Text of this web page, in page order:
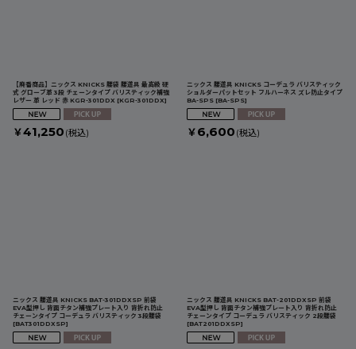
【廃番商品】ニックス KNICKS 腰袋 腰道具 最高級 硬
式 グローブ革 3段 チェーンタイプ バリスティック補強
レザー 革 レッド 赤 KGR-301DDX [KGR-301DDX]
￥41,250 (税込)
ニックス 腰道具 KNICKS コーデュラ バリスティック
ショルダーパットセット フルハーネス ズレ防止タイプ
BA-SPS [BA-SPS]
￥ 6,600 (税込)
ニックス 腰道具 KNICKS BAT-301DDXSP 前袋
EVA型押し 背面チタン補強プレート入り 背折れ防止
チェーンタイプ コーデュラ バリスティック 3段腰袋
[BAT301DDXSP]
ニックス 腰道具 KNICKS BAT-201DDXSP 前袋
EVA型押し 背面チタン補強プレート入り 背折れ防止
チェーンタイプ コーデュラ バリスティック 2段腰袋
[BAT201DDXSP]